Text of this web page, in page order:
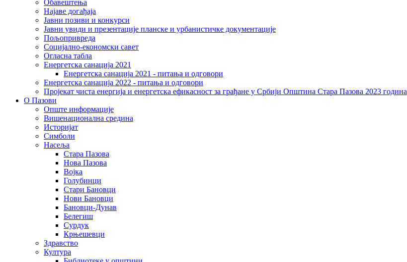
Обавештења
Најаве догађаја
Јавни позиви и конкурси
Јавни увиди и презентације планске и урбанистичке документације
Пољопривреда
Социјално-економски сaвет
Огласна табла
Енергетска санација 2021
Енергетска санација 2021 - питања и одговори
Енергетска санација 2022 - питања и одговори
Пројекат чиста енергија и енергетска ефикасност за грађане у Србији Општина Стара Пазова 2023 година
О Пазови
Опште информације
Вишенационална средина
Историјат
Симболи
Насеља
Стара Пазова
Нова Пазова
Војка
Голубинци
Стари Бановци
Нови Бановци
Бановци-Дунав
Белегиш
Сурдук
Крњешевци
Здравство
Култура